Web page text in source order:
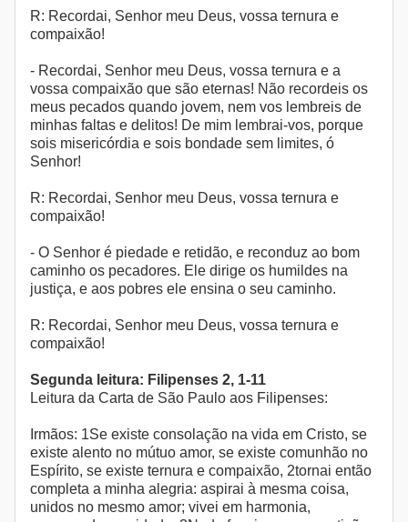
R: Recordai, Senhor meu Deus, vossa ternura e
compaixão!
- Recordai, Senhor meu Deus, vossa ternura e a
vossa compaixão que são eternas! Não recordeis os
meus pecados quando jovem, nem vos lembreis de
minhas faltas e delitos! De mim lembrai-vos, porque
sois misericórdia e sois bondade sem limites, ó
Senhor!
R: Recordai, Senhor meu Deus, vossa ternura e
compaixão!
- O Senhor é piedade e retidão, e reconduz ao bom
caminho os pecadores. Ele dirige os humildes na
justiça, e aos pobres ele ensina o seu caminho.
R: Recordai, Senhor meu Deus, vossa ternura e
compaixão!
Segunda leitura: Filipenses 2, 1-11
Leitura da Carta de São Paulo aos Filipenses:
Irmãos: 1Se existe consolação na vida em Cristo, se
existe alento no mútuo amor, se existe comunhão no
Espírito, se existe ternura e compaixão, 2tornai então
completa a minha alegria: aspirai à mesma coisa,
unidos no mesmo amor; vivei em harmonia,